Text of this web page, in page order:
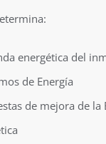
energética del
de Energía
de mejora de la